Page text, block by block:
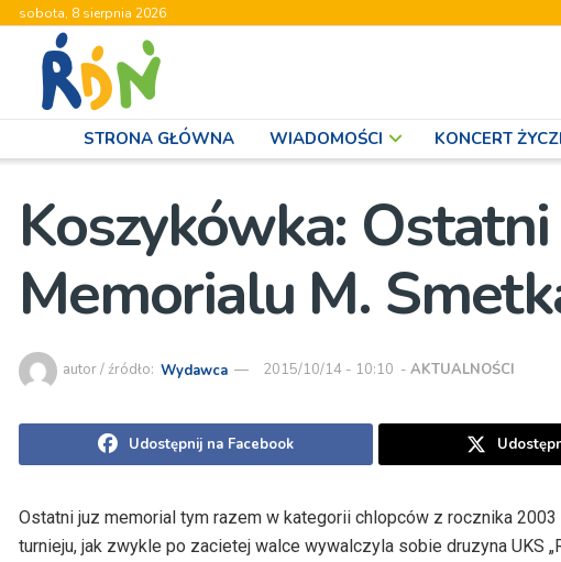
sobota, 8 sierpnia 2026
STRONA GŁÓWNA WIADOMOŚCI KONCERT
Koszykówka:
Memorialu M.
autor / źródło: Wydawca 2015/10/14 - 10:10 - AKTUALNOŚCI
Udostępnij na Facebook
Ostatni juz memorial tym razem w kategorii chlopców z rocznika
turnieju, jak zwykle po zacietej walce wywalczyla sobie druzyna UKS